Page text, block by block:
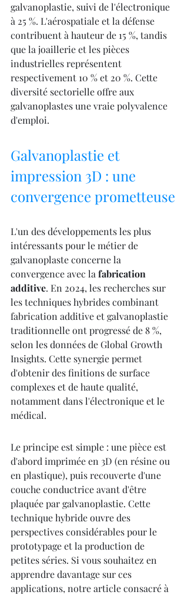
galvanoplastie, suivi de l'électronique
à 25 %. L'aérospatiale et la défense
contribuent à hauteur de 15 %, tandis
que la joaillerie et les pièces
industrielles représentent
respectivement 10 % et 20 %. Cette
diversité sectorielle offre aux
galvanoplastes une vraie polyvalence
d'emploi.
Galvanoplastie et
impression 3D : une
convergence prometteuse
L'un des développements les plus
intéressants pour le métier de
galvanoplaste concerne la
convergence avec la fabrication
additive. En 2024, les recherches sur
les techniques hybrides combinant
fabrication additive et galvanoplastie
traditionnelle ont progressé de 8 %,
selon les données de Global Growth
Insights. Cette synergie permet
d'obtenir des finitions de surface
complexes et de haute qualité,
notamment dans l'électronique et le
médical.
Le principe est simple : une pièce est
d'abord imprimée en 3D (en résine ou
en plastique), puis recouverte d'une
couche conductrice avant d'être
plaquée par galvanoplastie. Cette
technique hybride ouvre des
perspectives considérables pour le
prototypage et la production de
petites séries. Si vous souhaitez en
apprendre davantage sur ces
applications, notre article consacré à